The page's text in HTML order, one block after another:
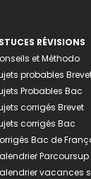
RÉVISIONS
et Méthodo
probables
Probables Bac
corrigés Brevet
corrigés Bac
Bac de
Parcoursup
vacances